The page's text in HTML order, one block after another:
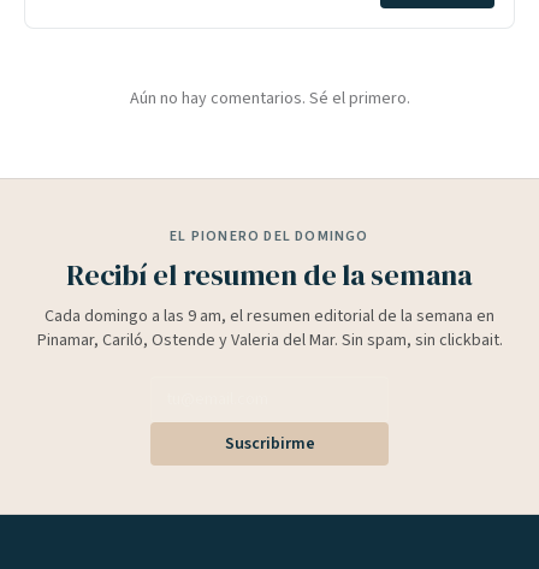
Aún no hay comentarios. Sé el primero.
EL PIONERO DEL DOMINGO
Recibí el resumen de la semana
Cada domingo a las 9 am, el resumen editorial de la semana en
Pinamar, Cariló, Ostende y Valeria del Mar. Sin spam, sin clickbait.
Suscribirme